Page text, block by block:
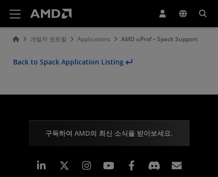
개발자 센트럴 Applications AMD uProf – Spack Support
Back to Spack Application Listing
구독하여 AMD의 최신 소식을 받아보세요.
Linkedin Instagram Facebook